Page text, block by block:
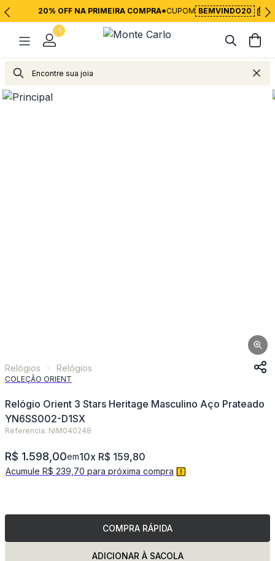
20% OFF NA PRIMEIRA COMPRA*CUPOM BEMVINDO20
1
Relógios Relógios
Relógios Relógios
COLEÇÃO ORIENT
Relógio Orient 3 Stars Heritage Masculino Aço Prateado
YN6SS002-D1SX
Referencia: NIM040248
R$ 1.598,00em10x R$ 159,80
Acumule R$ 239,70 para próxima compra
COMPRA RÁPIDA
ADICIONAR À SACOLA